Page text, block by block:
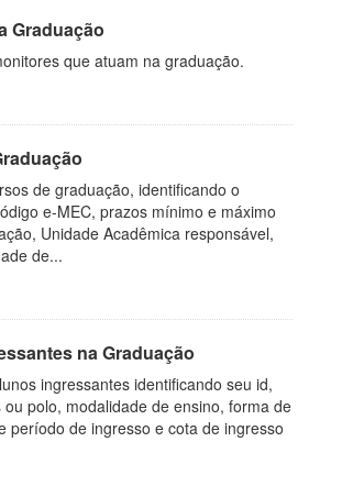
Graduação
que atuam na graduação.
de graduação, identificando o
e-MEC, prazos mínimo e máximo
Unidade Acadêmica responsável,
de...
na Graduação
ingressantes identificando seu id,
polo, modalidade de ensino, forma de
período de ingresso e cota de ingresso